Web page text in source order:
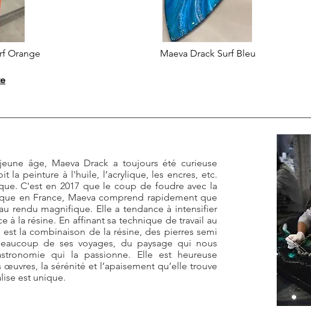
Orange Maeva Drack Surf Bleu
âge, Maeva Drack a toujours été curieuse
la peinture à l'huile, l’acrylique, les encres, etc.
C'est en 2017 que le coup de foudre avec la
en France, Maeva comprend rapidement que
rendu magnifique. Elle a tendance à intensifier
à la résine. En affinant sa technique de travail au
la combinaison de la résine, des pierres semi
de ses voyages, du paysage qui nous
qui la passionne. Elle est heureuse
la sérénité et l’apaisement qu’elle trouve
est unique.